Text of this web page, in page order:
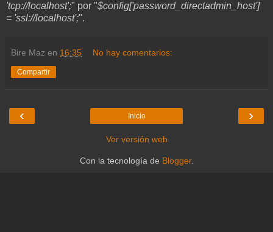
'tcp://localhost';" por "$config['password_directadmin_host']
= 'ssl://localhost';".
Bire Maz en 16:35 No hay comentarios:
Compartir
‹ ›
Inicio
Ver versión web
Con la tecnología de Blogger.